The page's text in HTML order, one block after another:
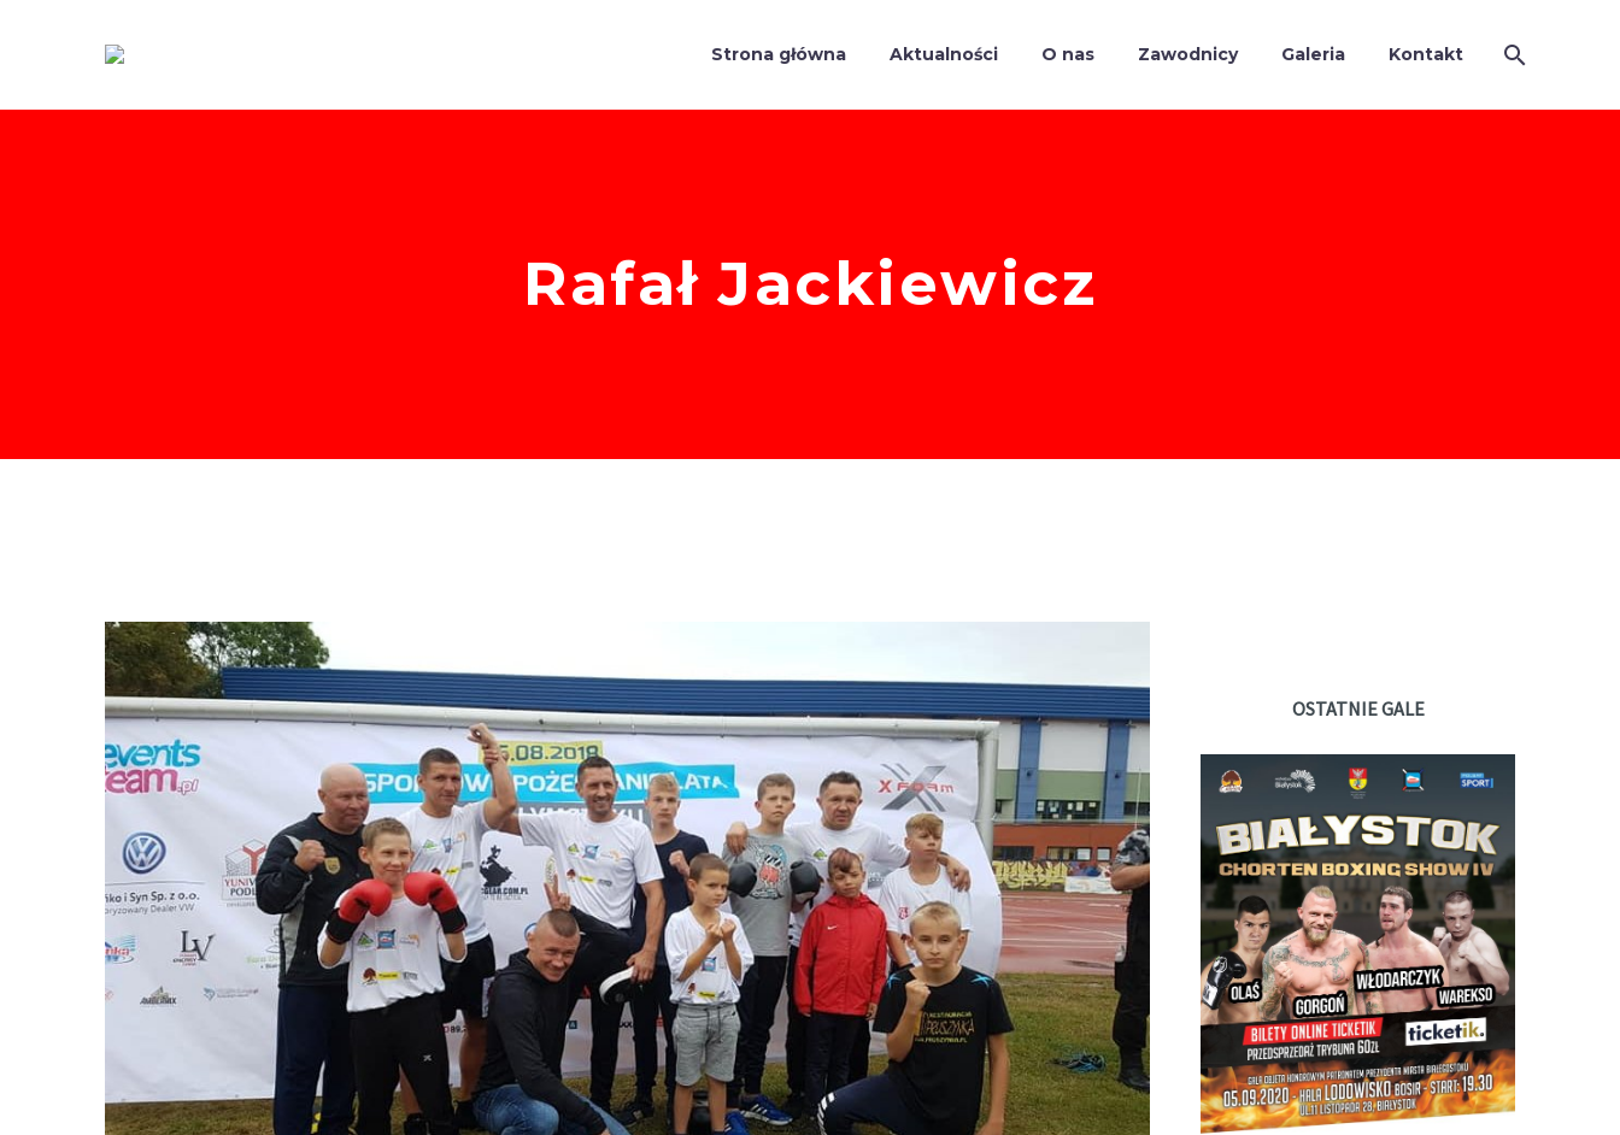
Strona główna Aktualności O nas Zawodnicy Galeria Kontakt
Rafał Jackiewicz
OSTATNIE GALE